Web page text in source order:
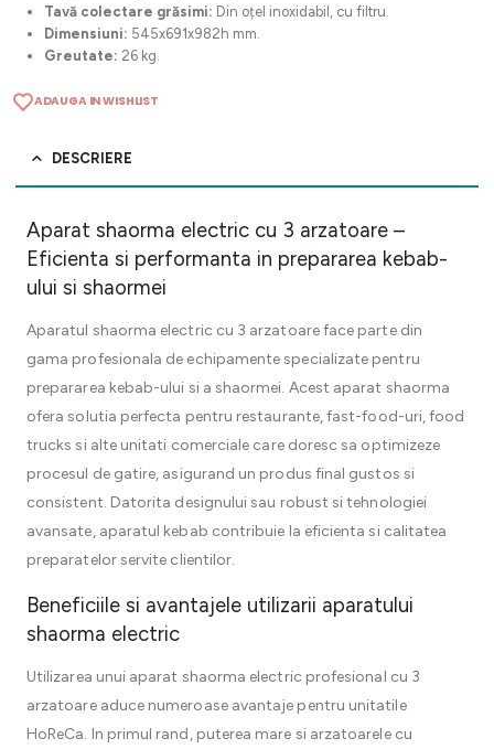
Tavă colectare grăsimi: Din oțel inoxidabil, cu filtru.
Dimensiuni: 545x691x982h mm.
Greutate: 26 kg.
ADAUGA IN WISHLIST
DESCRIERE
Aparat shaorma electric cu 3 arzatoare –
Eficienta si performanta in prepararea kebab-
ului si shaormei
Aparatul shaorma electric cu 3 arzatoare face parte din
gama profesionala de echipamente specializate pentru
prepararea kebab-ului si a shaormei. Acest aparat shaorma
ofera solutia perfecta pentru restaurante, fast-food-uri, food
trucks si alte unitati comerciale care doresc sa optimizeze
procesul de gatire, asigurand un produs final gustos si
consistent. Datorita designului sau robust si tehnologiei
avansate, aparatul kebab contribuie la eficienta si calitatea
preparatelor servite clientilor.
Beneficiile si avantajele utilizarii aparatului
shaorma electric
Utilizarea unui aparat shaorma electric profesional cu 3
arzatoare aduce numeroase avantaje pentru unitatile
HoReCa. In primul rand, puterea mare si arzatoarele cu